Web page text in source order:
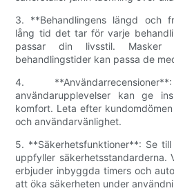
3. **Behandlingens längd och
lång tid det tar för varje
passar din livsstil. Masker
behandlingstider kan passa de
4.
användarupplevelser kan ge
komfort. Leta efter
och användarvänlighet.
5. **Säkerhetsfunktioner**: Se
uppfyller säkerhetsstandarderna.
erbjuder inbyggda timers och
att öka säkerheten under